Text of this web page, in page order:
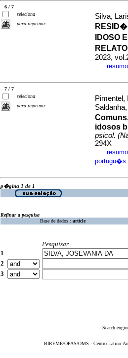
6 / 7
seleciona
para imprimir
Silva,
IDOSO
2023,
·
7 / 7
seleciona
para imprimir
idosos
psicol.
294X
·
portugu�s
p�gina 1 de 1
Refinar a pesquisa
Base de dados : article
Pesquisar
1
2
3
Search
BIREME/OPAS/OMS - Centro Latino-